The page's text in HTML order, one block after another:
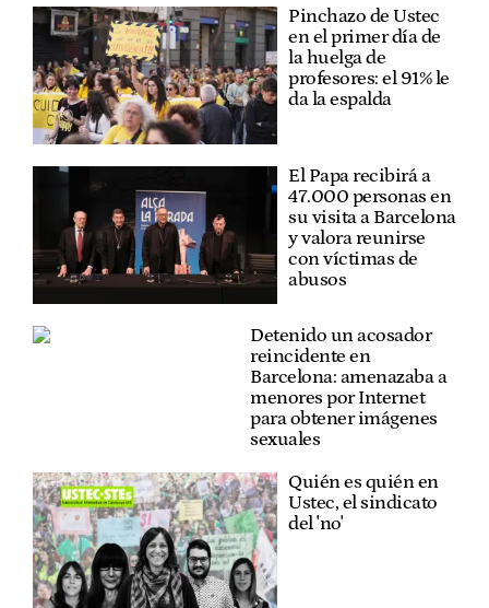
Pinchazo de Ustec
en el primer día de
la huelga de
profesores: el 91% le
da la espalda
El Papa recibirá a
47.000 personas en
su visita a Barcelona
y valora reunirse
con víctimas de
abusos
Detenido un acosador
reincidente en
Barcelona: amenazaba a
menores por Internet
para obtener imágenes
sexuales
Quién es quién en
Ustec, el sindicato
del 'no'